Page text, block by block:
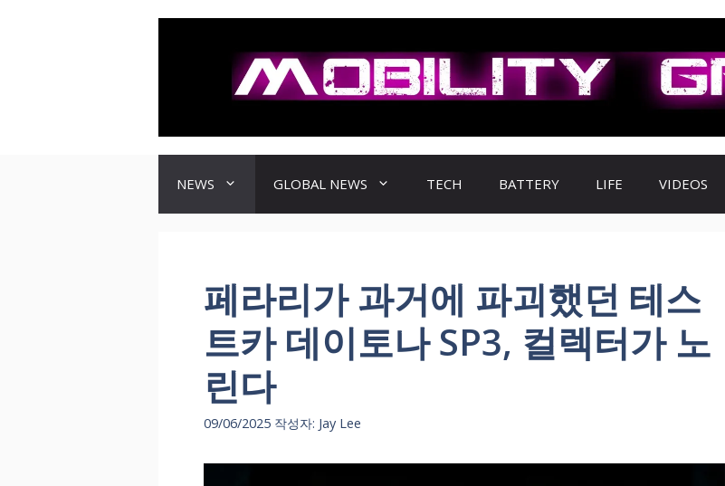
NEWS GLOBAL NEWS TECH BATTERY LIFE VIDEOS
페라리가 과거에 파괴했던 테스
트카 데이토나 SP3, 컬렉터가 노
린다
09/06/2025 작성자: Jay Lee